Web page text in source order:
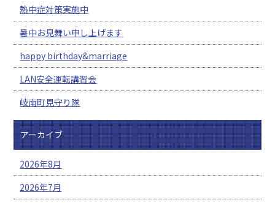
熱中症対策実施中
暑中お見舞い申し上げます
happy birthday&marriage
LAN安全運転講習会
岐南町見守り隊
アーカイブ
2026年8月
2026年7月